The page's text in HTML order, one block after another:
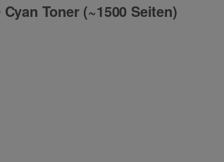
Toner (~1500 Seiten)